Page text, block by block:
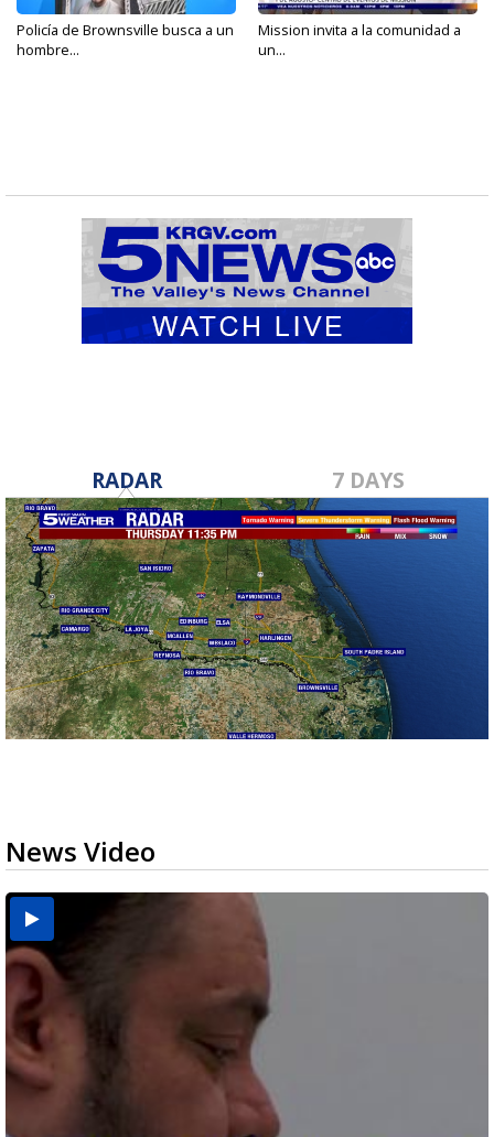
Policía de Brownsville busca a un
hombre...
Mission invita a la comunidad a
un...
RADAR 7 DAYS
News Video